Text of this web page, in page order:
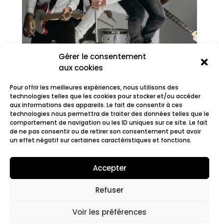
Gérer le consentement
aux cookies
Pour offrir les meilleures expériences, nous utilisons des
technologies telles que les cookies pour stocker et/ou accéder
aux informations des appareils. Le fait de consentir à ces
technologies nous permettra de traiter des données telles que le
comportement de navigation ou les ID uniques sur ce site. Le fait
de ne pas consentir ou de retirer son consentement peut avoir
un effet négatif sur certaines caractéristiques et fonctions.
Accepter
Refuser
Voir les préférences
Soma
Mentions légales. Cookies